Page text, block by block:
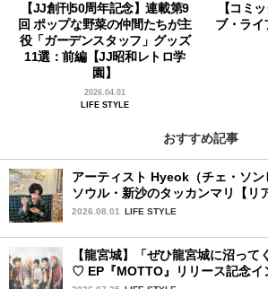
【JJ創刊50周年記念】連載第9
回 ポップな野菜の仲間たちが主
役「ガーデンスタッフ」グッズ
11選：前編【JJ昭和レトロ学
園】
2026.04.01
LIFE STYLE
【コミ
ブ・ライ
おすすめ記事
アーティスト Hyeok（チェ・ソ
ソウル・新沙のタッカンマリ【リ
2026.08.01 LIFE STYLE
【龍宮城】「ぜひ龍宮城に沼っ
♡ EP『MOTTO』リリース記念イ